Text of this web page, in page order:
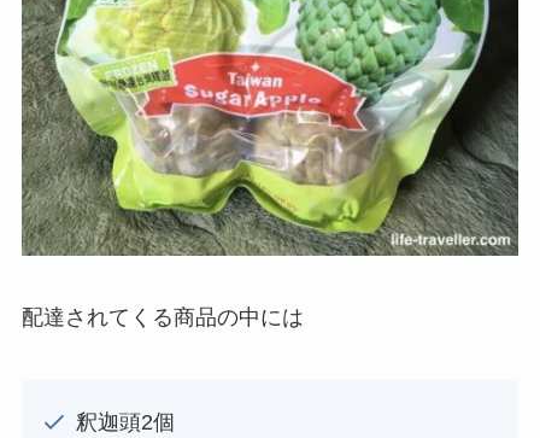
配達されてくる商品の中には
釈迦頭2個